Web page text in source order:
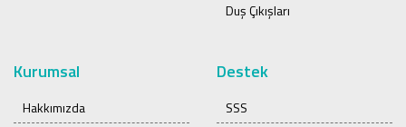
Duş Çıkışları
Kurumsal
Hakkımızda
Destek
SSS